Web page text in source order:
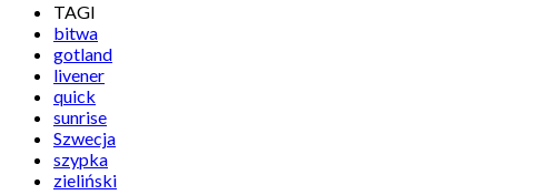
TAGI
bitwa
gotland
livener
quick
sunrise
Szwecja
szypka
zieliński